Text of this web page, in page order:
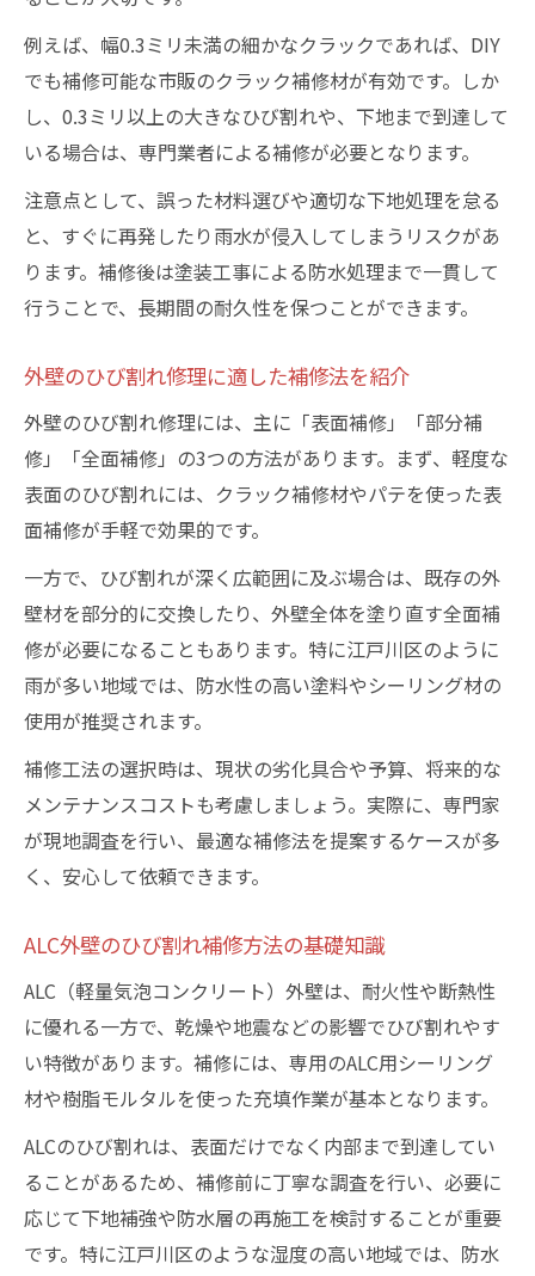
例えば、幅0.3ミリ未満の細かなクラックであれば、DIY
でも補修可能な市販のクラック補修材が有効です。しか
し、0.3ミリ以上の大きなひび割れや、下地まで到達して
いる場合は、専門業者による補修が必要となります。
注意点として、誤った材料選びや適切な下地処理を怠る
と、すぐに再発したり雨水が侵入してしまうリスクがあ
ります。補修後は塗装工事による防水処理まで一貫して
行うことで、長期間の耐久性を保つことができます。
外壁のひび割れ修理に適した補修法を紹介
外壁のひび割れ修理には、主に「表面補修」「部分補
修」「全面補修」の3つの方法があります。まず、軽度な
表面のひび割れには、クラック補修材やパテを使った表
面補修が手軽で効果的です。
一方で、ひび割れが深く広範囲に及ぶ場合は、既存の外
壁材を部分的に交換したり、外壁全体を塗り直す全面補
修が必要になることもあります。特に江戸川区のように
雨が多い地域では、防水性の高い塗料やシーリング材の
使用が推奨されます。
補修工法の選択時は、現状の劣化具合や予算、将来的な
メンテナンスコストも考慮しましょう。実際に、専門家
が現地調査を行い、最適な補修法を提案するケースが多
く、安心して依頼できます。
ALC外壁のひび割れ補修方法の基礎知識
ALC（軽量気泡コンクリート）外壁は、耐火性や断熱性
に優れる一方で、乾燥や地震などの影響でひび割れやす
い特徴があります。補修には、専用のALC用シーリング
材や樹脂モルタルを使った充填作業が基本となります。
ALCのひび割れは、表面だけでなく内部まで到達してい
ることがあるため、補修前に丁寧な調査を行い、必要に
応じて下地補強や防水層の再施工を検討することが重要
です。特に江戸川区のような湿度の高い地域では、防水